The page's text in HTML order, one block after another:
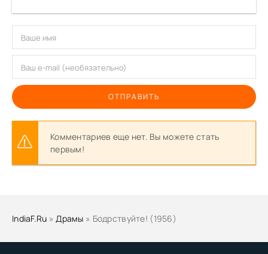
ОТПРАВИТЬ
Комментариев еще нет. Вы можете стать
первым!
IndiaF.Ru » Драмы » Бодрствуйте! (1956)